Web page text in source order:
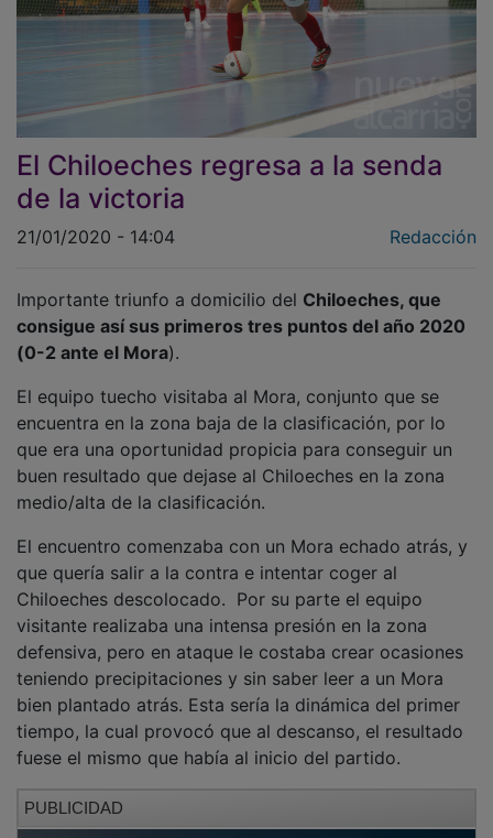
El Chiloeches regresa a la senda
de la victoria
consigue así sus primeros tres puntos del año 2020
(0-2 ante el Mora).
encuentra en la zona baja de la clasificación, por lo
que era una oportunidad propicia para conseguir un
buen resultado que dejase al Chiloeches en la zona
medio/alta de la clasificación.
que quería salir a la contra e intentar coger al
Chiloeches descolocado. Por su parte el equipo
visitante realizaba una intensa presión en la zona
defensiva, pero en ataque le costaba crear ocasiones
teniendo precipitaciones y sin saber leer a un Mora
bien plantado atrás. Esta sería la dinámica del primer
tiempo, la cual provocó que al descanso, el resultado
fuese el mismo que había al inicio del partido.